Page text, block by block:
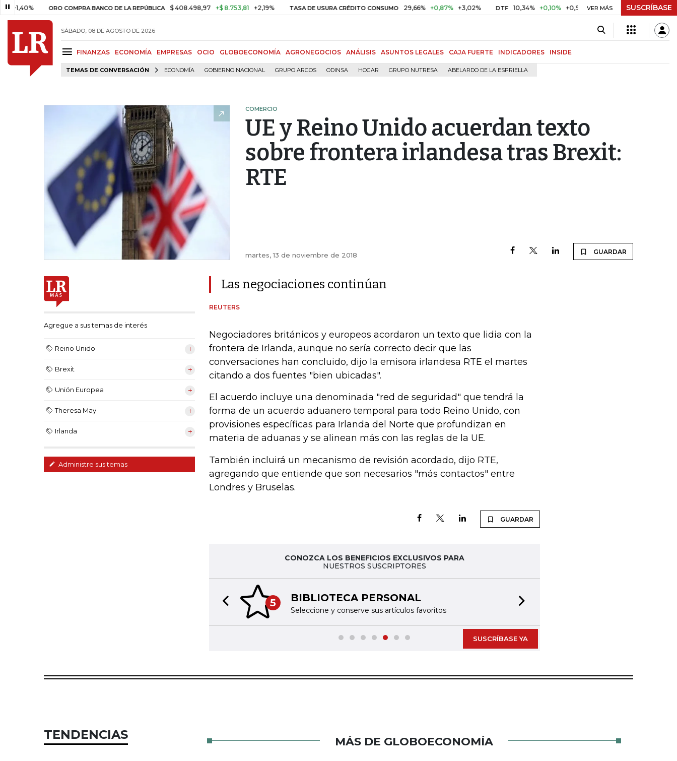
ORO COMPRA BANCO DE LA REPÚBLICA $ 408.498,97 +$ 8.753,81 +2,19% TASA DE USURA CRÉDITO CONSUMO 29,66% +0,87% +3,02% DTF 10,34% +0,10% +0,98% UVR $ 416,96 +$ 0,05 +0,01%
VER MÁS SUSCRÍBASE
SÁBADO, 08 DE AGOSTO DE 2026
FINANZAS ECONOMÍA EMPRESAS OCIO GLOBOECONOMÍA AGRONEGOCIOS ANÁLISIS ASUNTOS LEGALES CAJA FUERTE INDICADORES INSIDE
TEMAS DE CONVERSACIÓN ECONOMÍA GOBIERNO NACIONAL GRUPO ARGOS ODINSA HOGAR GRUPO NUTRESA ABELARDO DE LA ESPRIELLA
COMERCIO
UE y Reino Unido acuerdan texto
sobre frontera irlandesa tras Brexit:
RTE
martes, 13 de noviembre de 2018 GUARDAR
Agregue a sus temas de interés
Reino Unido
Brexit
Unión Europea
Theresa May
Irlanda
Administre sus temas
Las negociaciones continúan
REUTERS
Negociadores británicos y europeos acordaron un texto que lidia con la
frontera de Irlanda, aunque no sería correcto decir que las
conversaciones han concluido, dijo la emisora irlandesa RTE el martes
citando a dos fuentes "bien ubicadas".
El acuerdo incluye una denominada "red de seguridad" que tendrá la
forma de un acuerdo aduanero temporal para todo Reino Unido, con
provisiones específicas para Irlanda del Norte que profundizan en
materia de aduanas y se alinean más con las reglas de la UE.
También incluirá un mecanismo de revisión acordado, dijo RTE,
agregando que entiende que son necesarios "más contactos" entre
Londres y Bruselas.
GUARDAR
CONOZCA LOS BENEFICIOS EXCLUSIVOS PARA
NUESTROS SUSCRIPTORES
5 BIBLIOTECA PERSONAL
Seleccione y conserve sus artículos favoritos
Previous slide
SUSCRÍBASE YA
TENDENCIAS MÁS DE GLOBOECONOMÍA